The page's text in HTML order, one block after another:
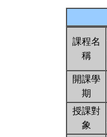
課程名
稱
開課學
期
授課對
象